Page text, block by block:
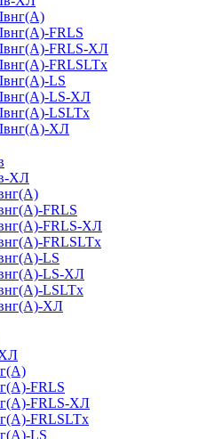
FRLS
FRLS-ХЛ
FRLSLTx
LS
LS-ХЛ
LSLTx
ХЛ
ХЛ
FRLS
FRLS-ХЛ
FRLSLTx
LS
LS-ХЛ
LSLTx
ХЛ
FRLS
FRLS-ХЛ
FRLSLTx
LS